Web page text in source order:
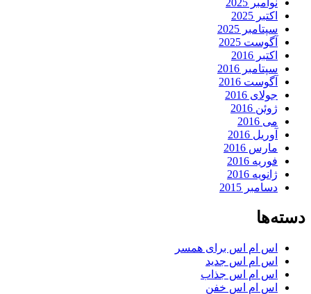
نوامبر 2025
اکتبر 2025
سپتامبر 2025
آگوست 2025
اکتبر 2016
سپتامبر 2016
آگوست 2016
جولای 2016
ژوئن 2016
می 2016
آوریل 2016
مارس 2016
فوریه 2016
ژانویه 2016
دسامبر 2015
دسته‌ها
اس ام اس برای همسر
اس ام اس جدید
اس ام اس جذاب
اس ام اس خفن